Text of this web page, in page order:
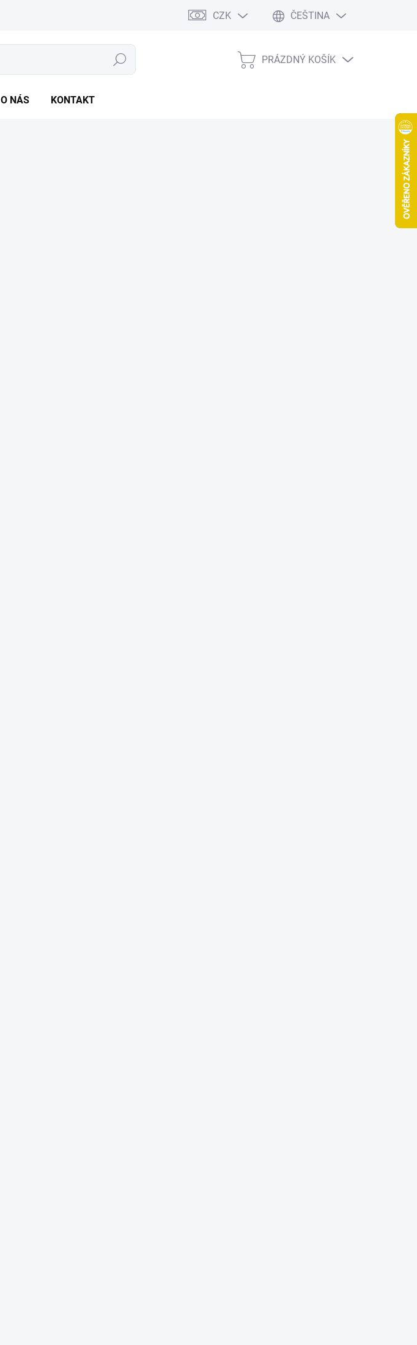
CZK ČEŠTINA
Hledat
NÁKUPNÍ
PRÁZDNÝ KOŠÍK
O NÁS KONTAKT